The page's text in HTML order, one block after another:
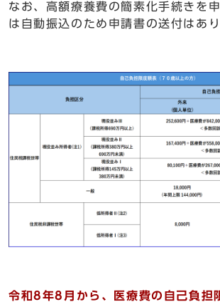
なお、高額療養費の簡素化手続きを
は自動振込のため申請書の送付はあり
令和8年8月から、医療費の自己負担